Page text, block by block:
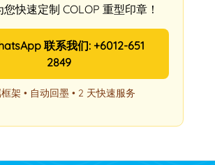
快速定制 COLOP 重型印章！
联系我们: +6012-651
2849
架 • 自动回墨 • 2 天快速服务